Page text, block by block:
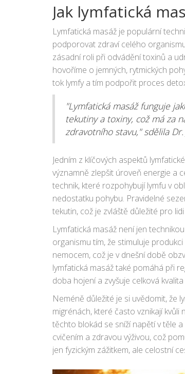
Jak lymfatická
Lymfatická masáž je populární
podporovat zdraví celého
zásadní roli při odvádění toxinů a
hovoříme o jemných, rytmických
tok lymfy a tím podpořit proces
"Lymfatická masáž funguje
tekutiny a toxiny, což má za
zdravotního stavu," sdělila
Jedním z klíčových aspektů
významně zlepšit úroveň energie a
technik, které rozpohybují lymfu v
nedostatku pohybu. Pravidelné
tekutin, což je zvláště důležité pro
Lymfatická masáž není jen
organismu tím, že stimuluje
nemocem, což je v dnešní době
lymfatická masáž také pomáhá při
doba hojení a zvyšuje celková kvalita
Neméně důležité je si uvědomit, že
migrénách, které často vznikají
těchto blokád se sníží napětí v těle
cvičením a zdravou výživou, což
jen fyzickým zážitkem, ale celostní